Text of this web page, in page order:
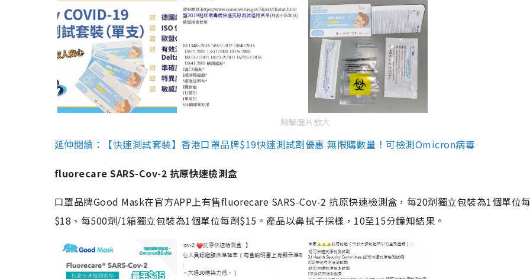
點擊圖片放大
延伸閱讀：【快速測試套裝】香港口罩品牌$19快速測試劑優惠 無限購數量！可檢測Omicron病毒
fluorecare SARS-Cov-2 抗原快速檢測盒
口罩品牌Good Mask在官方APP上有售fluorecare SARS-Cov-2 抗原快速檢測盒，每20劑獨立包裝為1個單位
$18、每500劑/1箱獨立包裝為1個單位每劑$15。產品以鼻拭子採樣，10至15分鐘知結果。